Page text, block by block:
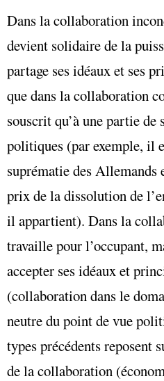
Dans la collaboration
devient solidaire de la
partage ses idéaux et ses
que dans la collaboration
souscrit qu’à une partie
politiques (par exemple, il
suprématie des Allemands
prix de la dissolution de
il appartient). Dans la
travaille pour l’occupant,
accepter ses idéaux et
(collaboration dans le
neutre du point de vue
types précédents reposent
de la collaboration